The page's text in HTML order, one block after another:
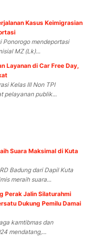
Kasus Keimigrasian
Ponorogo mendeportasi
MZ (Lk)...
Layanan di Car Free Day,
Kelas III Non TPI
pelayanan publik...
Suara Maksimal di Kuta
Badung dari Dapil Kuta
meraih suara...
Perak Jalin Silaturahmi
Dukung Pemilu Damai
kamtibmas dan
mendatang,...